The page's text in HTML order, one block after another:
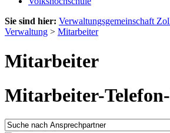
Sie sind hier: Verwaltungsgemeinschaft
Verwaltung > Mitarbeiter
Mitarbeiter
Mitarbeiter-